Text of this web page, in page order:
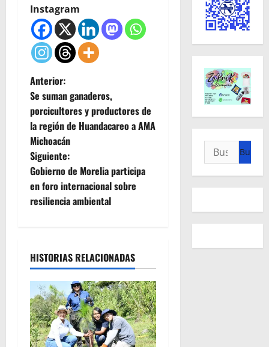
Instagram
N
a
v
e
g
a
i
ó
n
d
Anterior:
Se suman ganaderos,
porcicultores y productores de
la región de Huandacareo a AMA
Michoacán
Siguiente:
Gobierno de Morelia participa
en foro internacional sobre
resiliencia ambiental
HISTORIAS RELACIONADAS
Buscar: